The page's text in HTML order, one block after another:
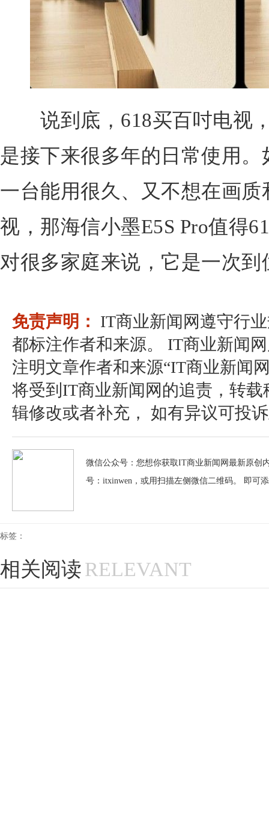
说到底，618买百吋电视
是接下来很多年的日常使用
一台能用很久、又不想在画
视，那海信小墨E5S Pro值得
对很多家庭来说，它是一次到
免责声明：
IT商业新闻网遵守行
都标注作者和来源。 IT商业新闻
注明文章作者和来源“IT商业新闻
将受到IT商业新闻网的追责，转
辑修改或者补充， 如有异议可投
微信公众号：您想你获取IT商业新闻网最新原创
号：itxinwen，或用扫描左侧微信二维码。 即可
标签：
相关阅读RELEVANT